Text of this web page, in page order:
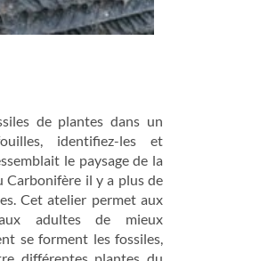
de plantes dans un
identifiez-les et
le paysage de la
Carbonifère il y a plus de
Cet atelier permet aux
adultes de mieux
se forment les fossiles,